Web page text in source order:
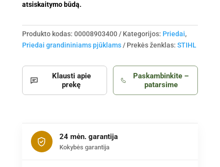
atsiskaitymo būdą.
Produkto kodas: 00008903400 Kategorijos: Priedai,
Priedai grandininiams pjūklams
Prekės ženklas: STIHL
Klausti apie
prekę
Paskambinkite –
patarsime
24 mėn. garantija
Kokybės garantija